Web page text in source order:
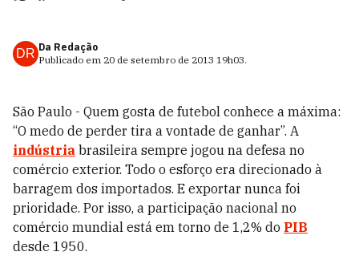
DR Da Redação
Publicado em 20 de setembro de 2013 19h03.
São Paulo - Quem gosta de futebol conhece a máxima:
“O medo de perder tira a vontade de ganhar”. A
indústria brasileira sempre jogou na defesa no
comércio exterior. Todo o esforço era direcionado à
barragem dos importados. E exportar nunca foi
prioridade. Por isso, a participação nacional no
comércio mundial está em torno de 1,2% do PIB
desde 1950.